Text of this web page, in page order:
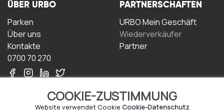
COOKIE-ZUSTIMMUNG
Website verwendet Cookie Cookie-Datenschutz
ÜBER URBO
Parken
Über uns
Kontakte
0700 70 270
PARTNERSCHAFTEN
URBO Mein Geschäft
Wiederverkäufer
Partner